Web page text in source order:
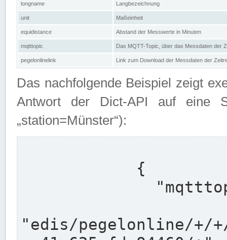
longname Langbezeichnung
unit Maßeinheit
equidistance Abstand der Messwerte in Minuten
mqtttopic Das MQTT-Topic, über das Messdaten der
pegelonlinelink Link zum Download der Messdaten der
Das nachfolgende Beispiel zeigt
Antwort der Dict-API auf eine
„station=Münster“):
"edis/pegelonline/+/